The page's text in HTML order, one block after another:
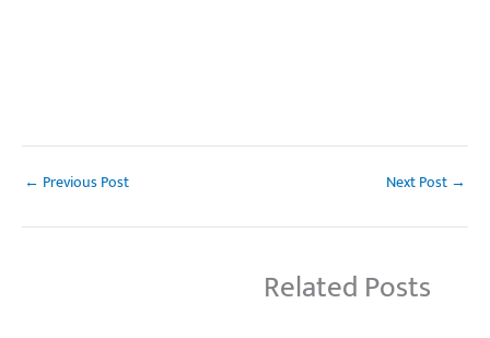
← Previous Post Next Post →
Related Posts